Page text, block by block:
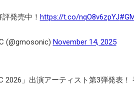
発売中！ https://t.co/nqO8v6zpYJ
(@gmosonic) November 14, 2025
2026」出演アーティスト第3弾発表